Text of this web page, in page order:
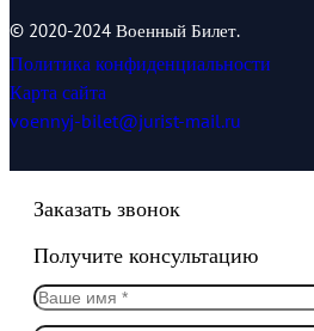
© 2020-2024 Военный Билет.
Политика конфиденциальности
Карта сайта
voennyj-bilet@jurist-mail.ru
Заказать звонок
Получите консультацию